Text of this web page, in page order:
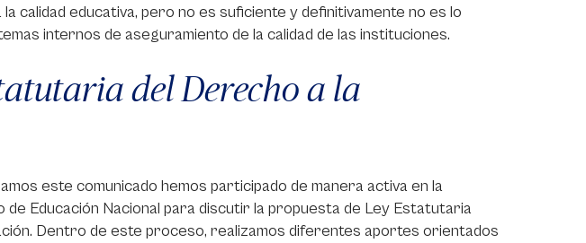
calidad educativa, pero no es suficiente y definitivamente no es lo
internos de aseguramiento de la calidad de las instituciones.
del Derecho a la
este comunicado hemos participado de manera activa en la
Educación Nacional para discutir la propuesta de Ley Estatutaria
Dentro de este proceso, realizamos diferentes aportes orientados